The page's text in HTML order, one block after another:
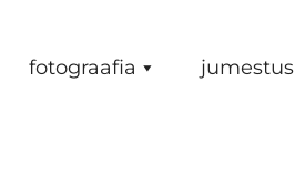
fotograafia jumestus